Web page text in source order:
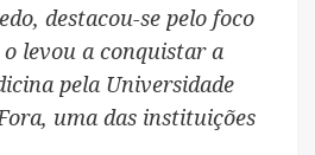
destacou-se pelo foco
o levou a conquistar a
pela Universidade
uma das instituições